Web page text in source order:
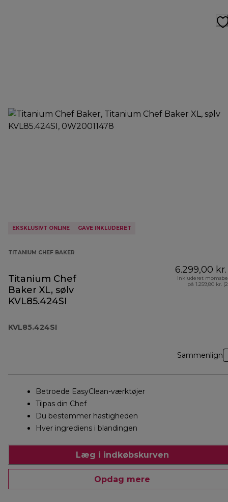
EKSKLUSIVT ONLINE GAVE INKLUDERET
TITANIUM CHEF BAKER
Titanium Chef
Baker XL, sølv
KVL85.424SI
KVL85.424SI
6.299,00 kr.
Inkluderet
på 1.259,80 kr.
Sammenlign
Betroede EasyClean-værktøjer
Tilpas din Chef
Du bestemmer hastigheden
Hver ingrediens i blandingen
Læg i indkøbskurven
Opdag mere